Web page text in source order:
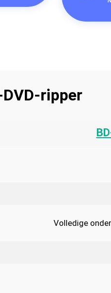
ripper
Volledige